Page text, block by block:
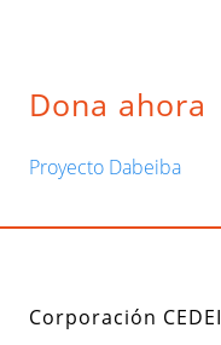
Barra
lateral
principal
Dona ahora
Proyecto Dabeiba
Corporación CEDEI